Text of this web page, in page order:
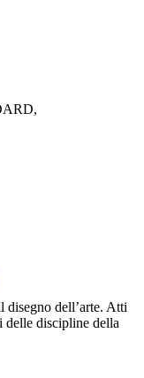
disegno dell’arte. Atti
delle discipline della